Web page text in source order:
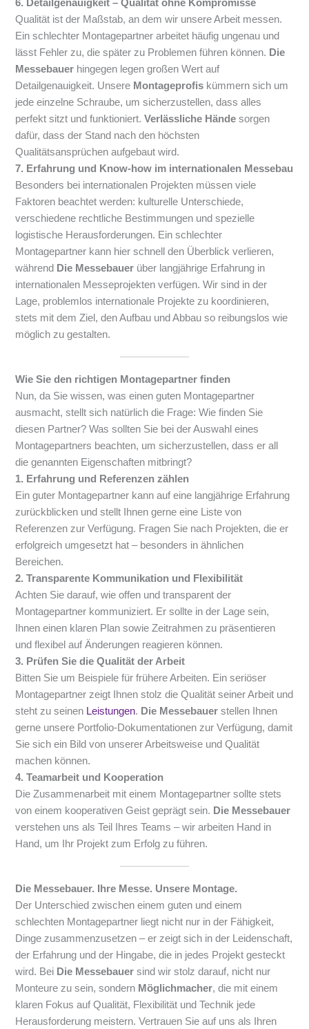
6. Detailgenauigkeit – Qualität ohne Kompromisse
Qualität ist der Maßstab, an dem wir unsere Arbeit messen.
Ein schlechter Montagepartner arbeitet häufig ungenau und
lässt Fehler zu, die später zu Problemen führen können. Die
Messebauer hingegen legen großen Wert auf
Detailgenauigkeit. Unsere Montageprofis kümmern sich um
jede einzelne Schraube, um sicherzustellen, dass alles
perfekt sitzt und funktioniert.Verlässliche Hände sorgen
dafür, dass der Stand nach den höchsten
Qualitätsansprüchen aufgebaut wird.
7. Erfahrung und Know-how im internationalen Messebau
Besonders bei internationalen Projekten müssen viele
Faktoren beachtet werden: kulturelle Unterschiede,
verschiedene rechtliche Bestimmungen und spezielle
logistische Herausforderungen. Ein schlechter
Montagepartner kann hier schnell den Überblick verlieren,
während Die Messebauer über langjährige Erfahrung in
internationalen Messeprojekten verfügen. Wir sind in der
Lage, problemlos internationale Projekte zu koordinieren,
stets mit dem Ziel, den Aufbau und Abbau so reibungslos wie
möglich zu gestalten.
Wie Sie den richtigen Montagepartner finden
Nun, da Sie wissen, was einen guten Montagepartner
ausmacht, stellt sich natürlich die Frage: Wie finden Sie
diesen Partner? Was sollten Sie bei der Auswahl eines
Montagepartners beachten, um sicherzustellen, dass er all
die genannten Eigenschaften mitbringt?
1. Erfahrung und Referenzen zählen
Ein guter Montagepartner kann auf eine langjährige Erfahrung
zurückblicken und stellt Ihnen gerne eine Liste von
Referenzen zur Verfügung. Fragen Sie nach Projekten, die er
erfolgreich umgesetzt hat – besonders in ähnlichen
Bereichen.
2. Transparente Kommunikation und Flexibilität
Achten Sie darauf, wie offen und transparent der
Montagepartner kommuniziert. Er sollte in der Lage sein,
Ihnen einen klaren Plan sowie Zeitrahmen zu präsentieren
und flexibel auf Änderungen reagieren können.
3. Prüfen Sie die Qualität der Arbeit
Bitten Sie um Beispiele für frühere Arbeiten. Ein seriöser
Montagepartner zeigt Ihnen stolz die Qualität seiner Arbeit und
steht zu seinen Leistungen. Die Messebauer stellen Ihnen
gerne unsere Portfolio-Dokumentationen zur Verfügung, damit
Sie sich ein Bild von unserer Arbeitsweise und Qualität
machen können.
4. Teamarbeit und Kooperation
Die Zusammenarbeit mit einem Montagepartner sollte stets
von einem kooperativen Geist geprägt sein. Die Messebauer
verstehen uns als Teil Ihres Teams – wir arbeiten Hand in
Hand, um Ihr Projekt zum Erfolg zu führen.
Die Messebauer. Ihre Messe. Unsere Montage.
Der Unterschied zwischen einem guten und einem
schlechten Montagepartner liegt nicht nur in der Fähigkeit,
Dinge zusammenzusetzen – er zeigt sich in der Leidenschaft,
der Erfahrung und der Hingabe, die in jedes Projekt gesteckt
wird. Bei Die Messebauer sind wir stolz darauf, nicht nur
Monteure zu sein, sondern Möglichmacher, die mit einem
klaren Fokus auf Qualität, Flexibilität und Technik jede
Herausforderung meistern. Vertrauen Sie auf uns als Ihren